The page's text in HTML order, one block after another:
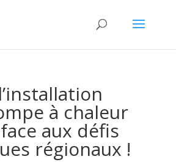
à chaleur
aux défis
régionaux !